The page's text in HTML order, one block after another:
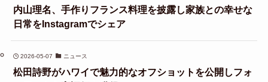
内山理名、手作りフランス料理を披露し家族との幸せな
日常をInstagramでシェア
2026-05-07 ニュース
松田詩野がハワイで魅力的なオフショットを公開しフォ